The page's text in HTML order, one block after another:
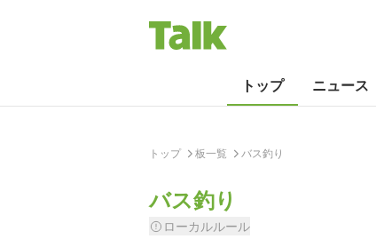
トップ ニュース
トップ 板一覧 バス釣り
バス釣り
ローカルルール